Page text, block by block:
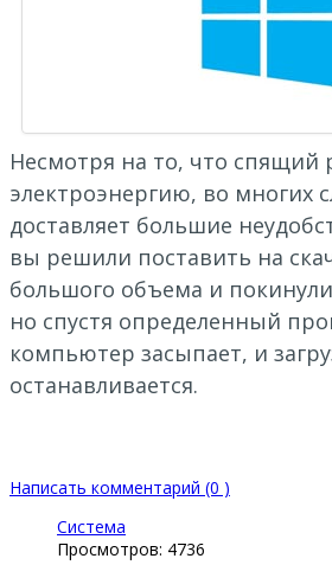
Несмотря на то, что
электроэнергию, во многих
доставляет большие
вы решили поставить на
большого объема и
но спустя определенный
компьютер засыпает, и
останавливается.
Написать комментарий (0 )
Система
Просмотров: 4736